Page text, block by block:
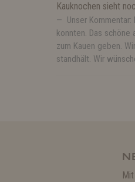
Kauknochen sieht
Unser
konnten. Das
zum Kauen geben.
standhält. Wir